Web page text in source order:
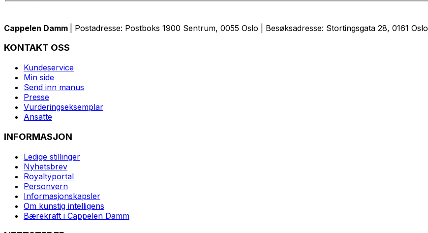
Cappelen Damm | Postadresse: Postboks 1900 Sentrum, 0055 Oslo | Besøksadresse: Stortingsgata 28, 0161 Oslo
KONTAKT OSS
Kundeservice
Min side
Send inn manus
Presse
Vurderingseksemplar
Ansatte
INFORMASJON
Ledige stillinger
Nyhetsbrev
Royaltyportal
Personvern
Informasjonskapsler
Om kunstig intelligens
Bærekraft i Cappelen Damm